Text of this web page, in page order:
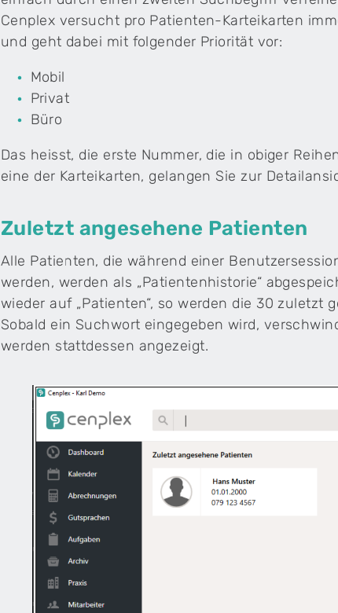
Cenplex versucht pro Patienten-Karteikarten
und geht dabei mit folgender Priorität vor:
Mobil
Privat
Büro
Das heisst, die erste Nummer, die in obiger
eine der Karteikarten, gelangen Sie zur
Zuletzt angesehene Patienten
Alle Patienten, die während einer
werden, werden als „Patientenhistorie“
wieder auf „Patienten“, so werden die 30 zuletzt
Sobald ein Suchwort eingegeben wird,
werden stattdessen angezeigt.